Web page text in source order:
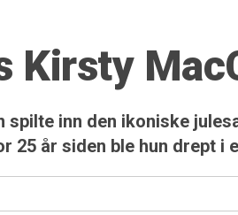
Kirsty
inn den ikoniske
25 år siden ble hun drept